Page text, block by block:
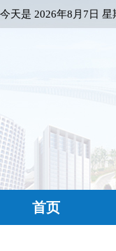
今天是 2026年8月7日 星
首页